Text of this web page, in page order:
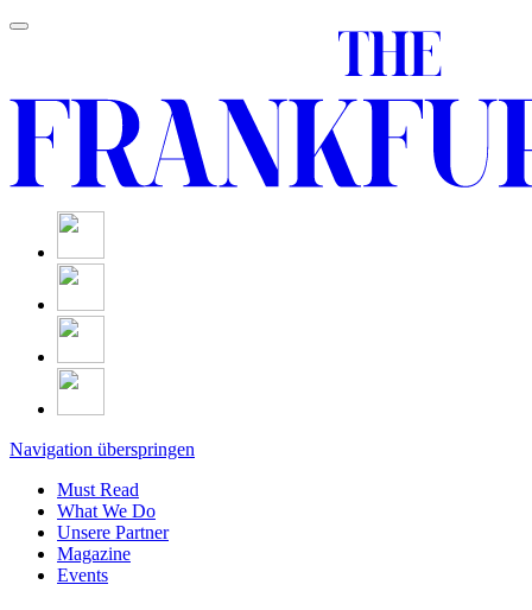
Navigation überspringen
Must Read
What We Do
Unsere Partner
Magazine
Events